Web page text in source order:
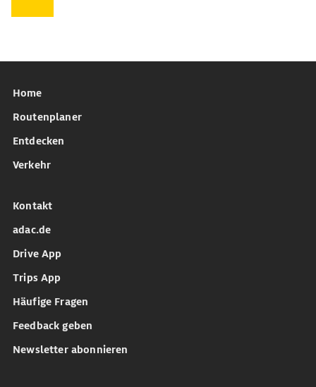
Home
Routenplaner
Entdecken
Verkehr
Kontakt
adac.de
Drive App
Trips App
Häufige Fragen
Feedback geben
Newsletter abonnieren